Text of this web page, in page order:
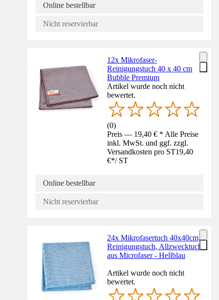
Online bestellbar
Nicht reservierbar
12x Mikrofaser-
Reinigungstuch 40 x 40 cm
Bubble Premium
Artikel wurde noch nicht
bewertet.
(0)
Preis — 19,40 € * Alle Preise
inkl. MwSt. und ggf. zzgl.
Versandkosten pro ST19,40
€*/ ST
Online bestellbar
Nicht reservierbar
24x Mikrofasertuch 40x40cm,
Reinigungstuch, Allzwecktuch
aus Microfaser - Hellblau
Artikel wurde noch nicht
bewertet.